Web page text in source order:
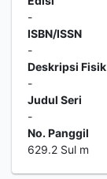
-
ISBN/ISSN
-
Deskripsi Fisik
-
Judul Seri
-
No. Panggil
629.2 Sul m